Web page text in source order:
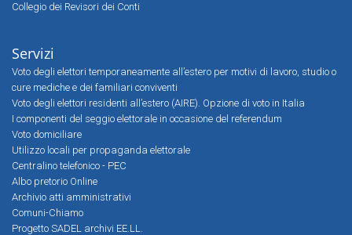
Collegio dei Revisori dei Conti
Servizi
Voto degli elettori temporaneamente all’estero per motivi di lavoro, studio o
cure mediche e dei familiari conviventi
Voto degli elettori residenti all’estero (AIRE). Opzione di voto in Italia
I componenti del seggio elettorale in occasione del referendum
Voto domiciliare
Utilizzo locali per propaganda elettorale
Centralino telefonico - PEC
Albo pretorio Online
Archivio atti amministrativi
Comuni-Chiamo
Progetto SADEL archivi EE.LL.